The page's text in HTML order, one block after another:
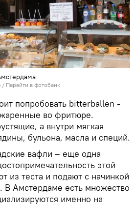
/ Перейти в фотобанк
попробовать bitterballen -
во фритюре.
а внутри мягкая
бульона, масла и специй.
вафли – еще одна
этой
из теста и подают с начинкой
В Амстердаме есть множество
именно на